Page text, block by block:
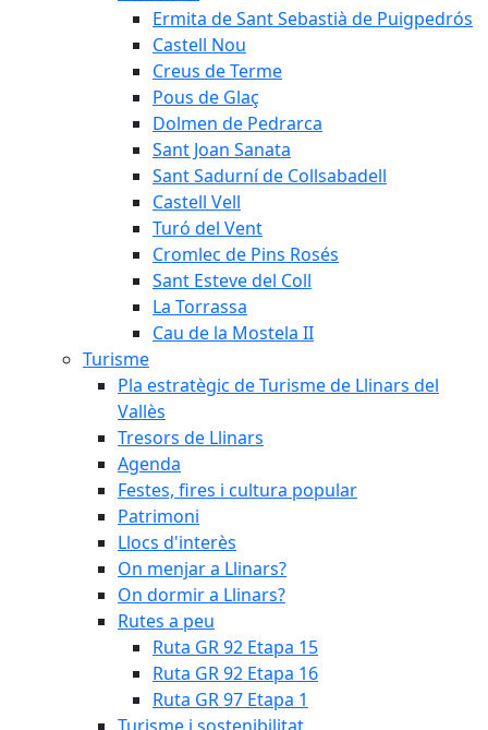
Ermita de Sant Sebastià de Puigpedrós
Castell Nou
Creus de Terme
Pous de Glaç
Dolmen de Pedrarca
Sant Joan Sanata
Sant Sadurní de Collsabadell
Castell Vell
Turó del Vent
Cromlec de Pins Rosés
Sant Esteve del Coll
La Torrassa
Cau de la Mostela II
Turisme
Pla estratègic de Turisme de Llinars del
Vallès
Tresors de Llinars
Agenda
Festes, fires i cultura popular
Patrimoni
Llocs d'interès
On menjar a Llinars?
On dormir a Llinars?
Rutes a peu
Ruta GR 92 Etapa 15
Ruta GR 92 Etapa 16
Ruta GR 97 Etapa 1